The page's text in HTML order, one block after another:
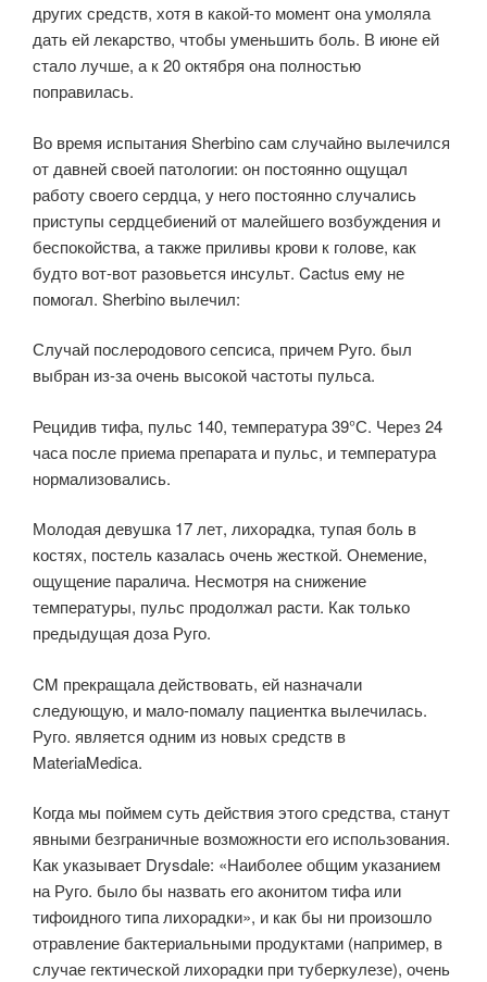
других средств, хотя в какой-то момент она умоляла
дать ей лекарство, чтобы уменьшить боль. В июне ей
стало лучше, а к 20 октября она полностью
поправилась.
Во время испытания Sherbino сам случайно вылечился
от давней своей патологии: он постоянно ощущал
работу своего сердца, у него постоянно случались
приступы сердцебиений от малейшего возбуждения и
беспокойства, а также приливы крови к голове, как
будто вот-вот разовьется инсульт. Cactus ему не
помогал. Sherbino вылечил:
Случай послеродового сепсиса, причем Руго. был
выбран из-за очень высокой частоты пульса.
Рецидив тифа, пульс 140, температура 39°С. Через 24
часа после приема препарата и пульс, и температура
нормализовались.
Молодая девушка 17 лет, лихорадка, тупая боль в
костях, постель казалась очень жесткой. Онемение,
ощущение паралича. Несмотря на снижение
температуры, пульс продолжал расти. Как только
предыдущая доза Руго.
CM прекращала действовать, ей назначали
следующую, и мало-помалу пациентка вылечилась.
Руго. является одним из новых средств в
MateriaMedica.
Когда мы поймем суть действия этого средства, станут
явными безграничные возможности его использования.
Как указывает Drysdale: «Наиболее общим указанием
на Руго. было бы назвать его аконитом тифа или
тифоидного типа лихорадки», и как бы ни произошло
отравление бактериальными продуктами (например, в
случае гектической лихорадки при туберкулезе), очень